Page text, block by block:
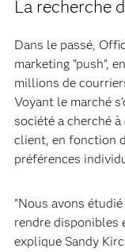
La recherche
Dans le passé,
marketing "push",
millions de
Voyant le marché
société a cherché
client, en fonction
préférences
"Nous avons
rendre disponibles
explique Sandy